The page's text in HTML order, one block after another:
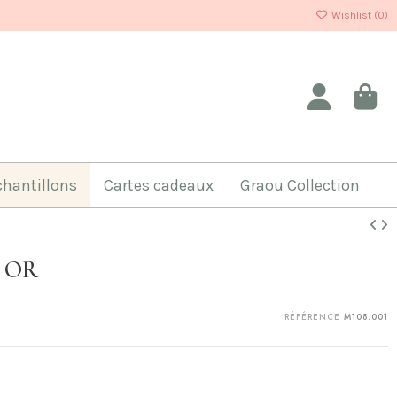
Wishlist (0)
Cartes cadeaux Graou Collection
OR
RÉFÉRENCE M108.001